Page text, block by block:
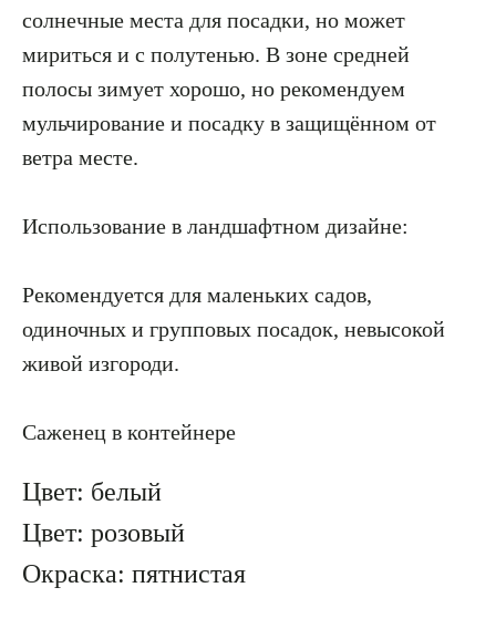
солнечные места для посадки, но может
мириться и с полутенью. В зоне средней
полосы зимует хорошо, но рекомендуем
мульчирование и посадку в защищённом от
ветра месте.
Использование в ландшафтном дизайне:
Рекомендуется для маленьких садов,
одиночных и групповых посадок, невысокой
живой изгороди.
Саженец в контейнере
Цвет: белый
Цвет: розовый
Окраска: пятнистая